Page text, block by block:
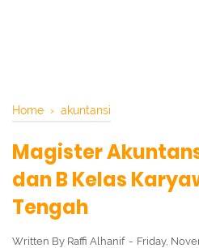
Home › akuntansi
Magister
dan B Kelas
Tengah
Written By Raffi Alhanif Friday,